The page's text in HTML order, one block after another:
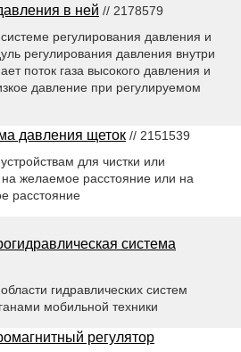
в ней // 2178579
регулирования давления и
регулирования давления внутри
поток газа высокого давления и
давление при регулируемом
давления щеток // 2151539
для чистки или
желаемое расстояние или на
расстояние
система
гидравлических систем
мобильной техники
регулятор